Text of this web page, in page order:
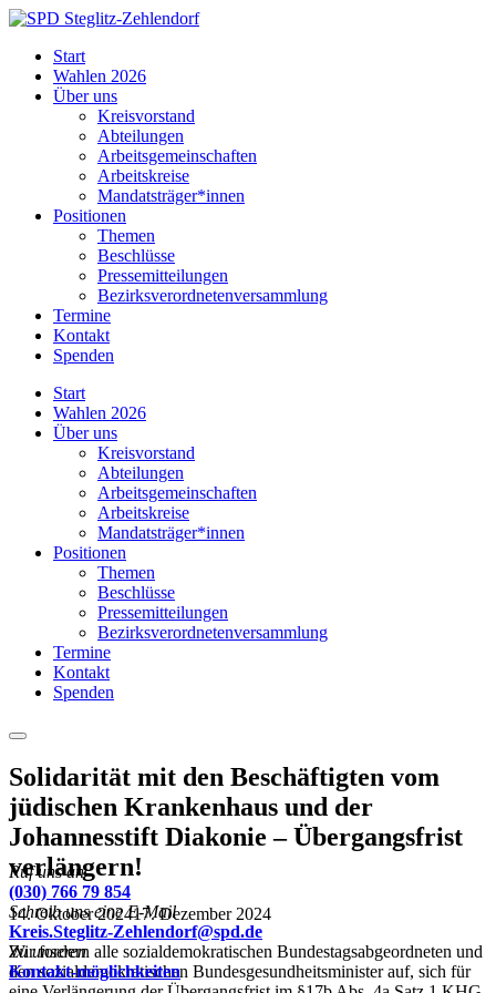
Skip
content
Steglitz-
Zehlendorf
Start
Wahlen 2026
Über uns
Kreisvorstand
Abteilungen
Arbeitsgemeinschaften
Arbeitskreise
Mandatsträger*innen
Positionen
Themen
Beschlüsse
Pressemitteilungen
Bezirksverordnetenversammlung
Termine
Kontakt
Spenden
Start
Wahlen 2026
Über uns
Kreisvorstand
Abteilungen
Arbeitsgemeinschaften
Arbeitskreise
Mandatsträger*innen
Positionen
Themen
Beschlüsse
Pressemitteilungen
Bezirksverordnetenversammlung
Termine
Kontakt
Spenden
Menu
Solidarität mit den Beschäftigten vom
jüdischen Krankenhaus und der
Johannesstift Diakonie – Übergangsfrist
verlängern!
14. Oktober 202417. Dezember 2024
Wir fordern alle sozialdemokratischen Bundestagsabgeordneten und
den sozialdemokratischen Bundesgesundheitsminister auf, sich für
Ruf uns an
(030) 766 79 854
Schreib uns eine E-Mail
Kreis.Steglitz-Zehlendorf@spd.de
Zu unseren
Kontakt-möglichkeiten